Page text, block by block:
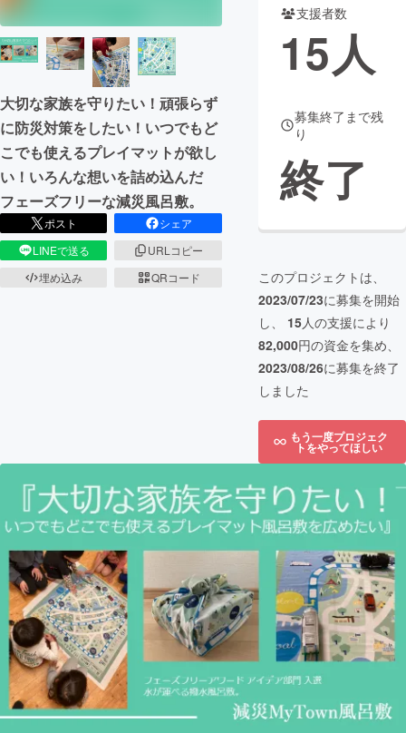
コミュニティ
大切な家族を守りたい！頑張らず
に防災対策をしたい！いつでもど
こでも使えるプレイマットが欲し
い！いろんな想いを詰め込んだ
フェーズフリーな減災風呂敷。
ポスト
シェア
LINEで送る
URLコピー
埋め込み
QRコード
支援者数
15人
募集終了まで残
り
終了
このプロジェクトは、
2023/07/23に募集を開始
し、 15人の支援により
82,000円の資金を集め、
2023/08/26に募集を終了
しました
もう一度プロジェク
トをやってほしい